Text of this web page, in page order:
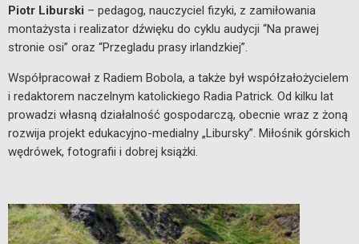
Piotr Liburski – pedagog, nauczyciel fizyki, z zamiłowania
montażysta i realizator dźwięku do cyklu audycji “Na prawej
stronie osi” oraz “Przegladu prasy irlandzkiej”.
Współpracował z Radiem Bobola, a także był współzałożycielem
i redaktorem naczelnym katolickiego Radia Patrick. Od kilku lat
prowadzi własną działalność gospodarczą, obecnie wraz z żoną
rozwija projekt edukacyjno-medialny „Libursky”. Miłośnik górskich
wędrówek, fotografii i dobrej książki.